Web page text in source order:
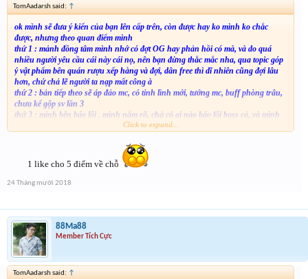
TomAadarsh said: ↑
ok mình sẽ đưa ý kiến của bạn lên cấp trên, còn được hay ko mình ko chắc
được, nhưng theo quan điểm mình
thứ 1 : mảnh đồng tâm mình nhớ có đợt OG hay phản hồi có mà, và do quá
nhiều người yêu cầu cái này cái nọ, nên bạn đừng thắc mắc nha, qua topic góp
ý vật phẩm bên quán rượu xếp hàng và đợi, dân free thì dĩ nhiên cũng đợi lâu
hơn, chứ chả lẽ người ta nạp mất công à
thứ 2 : bản tiếp theo sẽ áp đảo mc, có tinh lình mới, tướng mc, buff phòng trâu,
chưa kể gộp sv lần 3
thứ 3 : mình bên báo lỗi , mình nắm rõ, chả có ai nào báo lỗi boss cả, và mình
vẫn vô boss bình thường, mình cũng biết trước kia lỗi, mình ghi nhận, nhưng
thư 4 : mình nghe thoáng qua, đã thử nghiệm 1 số HD nhưng do nhiều lí do,
nếu tiến hành thì ảnh hưởng đến game lỗi, hiện giờ đang từ từ khác phục , chờ
ngày ra mắt,
bạn ngoài việc ca than, hãy gop ý những HD mới để bên nhà phát triển viết có
Click to expand...
1 like cho 5 điểm về chỗ
24 Tháng mười 2018
88Ma88
Member Tích Cực
TomAadarsh said: ↑